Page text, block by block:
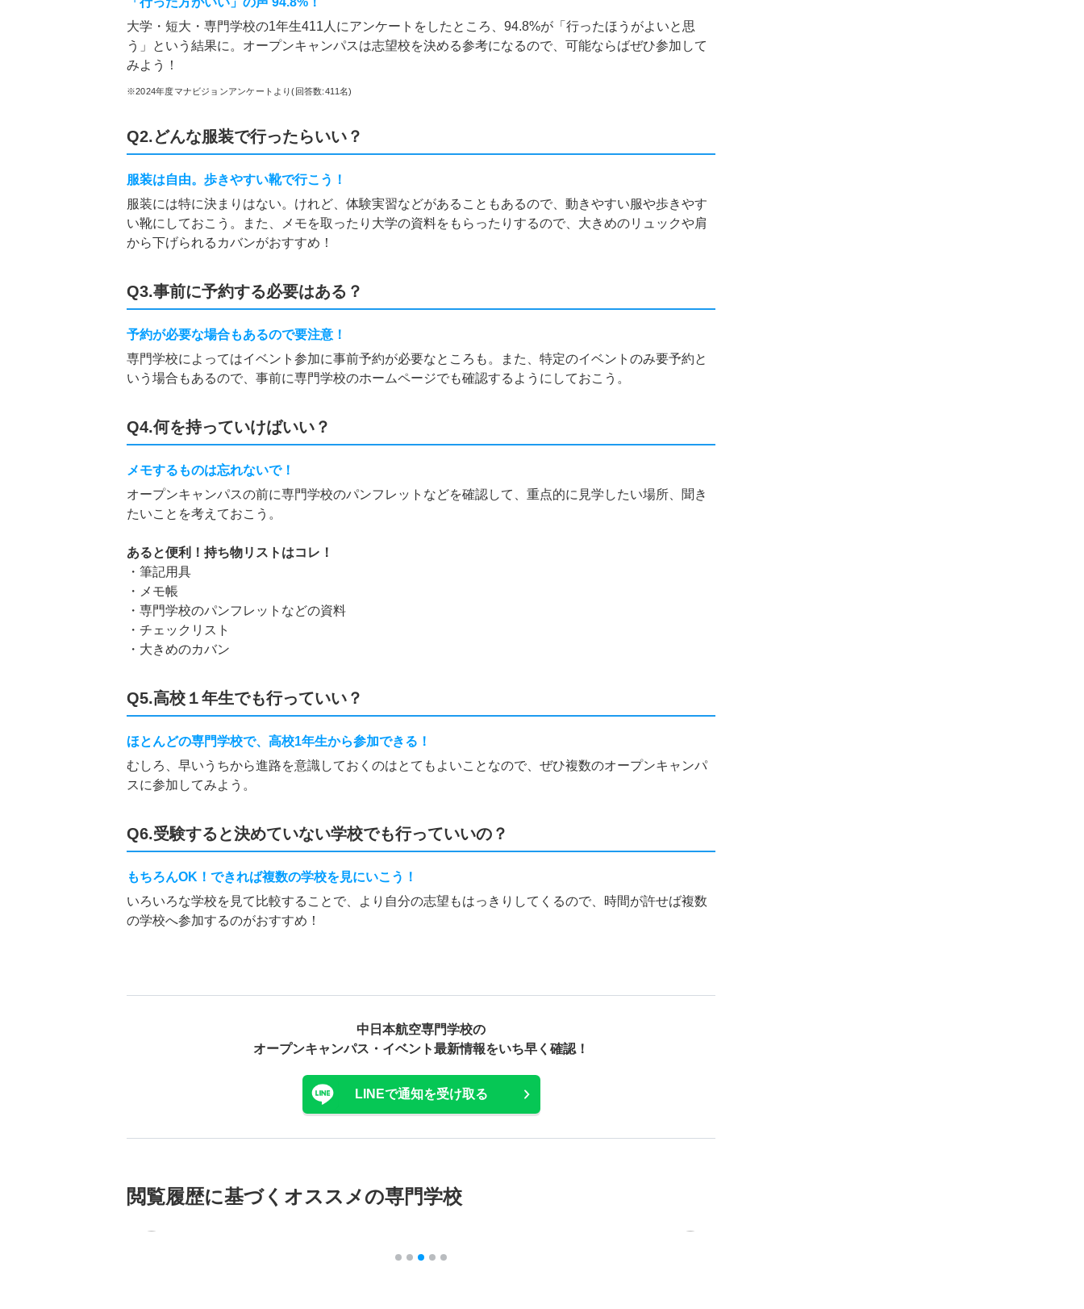
大学・短大・専門学校の1年生411人にアンケートをしたところ、94.8%が「行ったほうがよいと思
う」という結果に。オープンキャンパスは志望校を決める参考になるので、可能ならばぜひ参加して
みよう！
※2024年度マナビジョンアンケートより(回答数:411名)
Q2.どんな服装で行ったらいい？
服装は自由。歩きやすい靴で行こう！
服装には特に決まりはない。けれど、体験実習などがあることもあるので、動きやすい服や歩きやす
い靴にしておこう。また、メモを取ったり大学の資料をもらったりするので、大きめのリュックや肩
から下げられるカバンがおすすめ！
Q3.事前に予約する必要はある？
予約が必要な場合もあるので要注意！
専門学校によってはイベント参加に事前予約が必要なところも。また、特定のイベントのみ要予約と
いう場合もあるので、事前に専門学校のホームページでも確認するようにしておこう。
Q4.何を持っていけばいい？
メモするものは忘れないで！
オープンキャンパスの前に専門学校のパンフレットなどを確認して、重点的に見学したい場所、聞き
たいことを考えておこう。
あると便利！持ち物リストはコレ！
・筆記用具
・メモ帳
・専門学校のパンフレットなどの資料
・チェックリスト
・大きめのカバン
Q5.高校１年生でも行っていい？
ほとんどの専門学校で、高校1年生から参加できる！
むしろ、早いうちから進路を意識しておくのはとてもよいことなので、ぜひ複数のオープンキャンパ
スに参加してみよう。
Q6.受験すると決めていない学校でも行っていいの？
もちろんOK！できれば複数の学校を見にいこう！
いろいろな学校を見て比較することで、より自分の志望もはっきりしてくるので、時間が許せば複数
の学校へ参加するのがおすすめ！
中日本航空専門学校の
オープンキャンパス・ イベント最新情報をいち早く確認！
LINEで通知を受け取る
閲覧履歴に基づく オススメの専門学校